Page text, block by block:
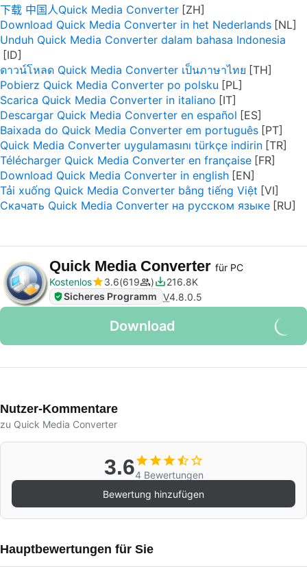
下载 中国人Quick Media Converter
Download Quick Media Converter in het Nederlands
Unduh Quick Media Converter dalam bahasa Indonesia
ดาวน์โหลด Quick Media Converter เป็นภาษาไทย
Pobierz Quick Media Converter po polsku
Scarica Quick Media Converter in italiano
Descargar Quick Media Converter en español
Baixada do Quick Media Converter em português
Quick Media Converter uygulamasını türkçe indirin
Télécharger Quick Media Converter en française
Download Quick Media Converter in english
Tải xuống Quick Media Converter bằng tiếng Việt
Скачать Quick Media Converter на русском языке
Quick Media Converter für PC
Kostenlos
3.6 619
216.8K
Sicheres Programm V4.8.0.5
Download
Nutzer-Kommentare
zu Quick Media Converter
3.64 Bewertungen
Bewertung hinzufügen
Hauptbewertungen für Sie